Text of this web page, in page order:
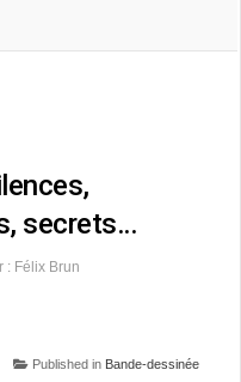
secrets…
: Félix Brun
Published in Bande-dessinée